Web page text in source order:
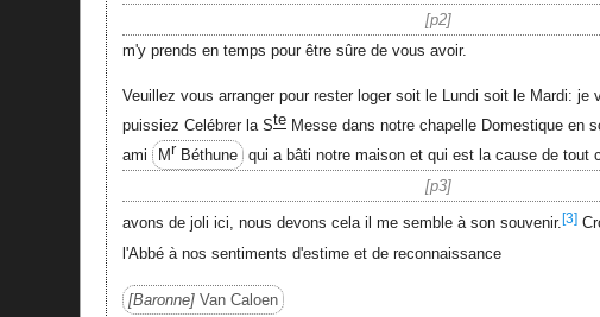
p2
m'y prends en temps pour être sûre de vous avoir.
Veuillez vous arranger pour rester loger soit le Lundi soit le Mardi: je
puissiez Celébrer la SteMesse dans notre chapelle Domestique en
ami
Mr Béthune qui a bâti notre maison et qui est la cause de tout
p3
avons de joli ici, nous devons cela il me semble à son souvenir.[3]
l'Abbé à nos sentiments d'estime et de reconnaissance
Baronne Van Caloen